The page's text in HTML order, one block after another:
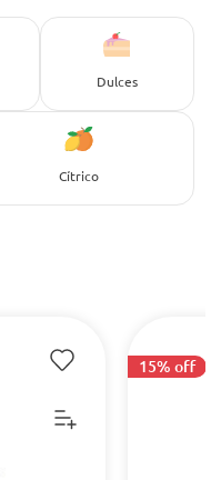
Dulces
Cítrico
15% off